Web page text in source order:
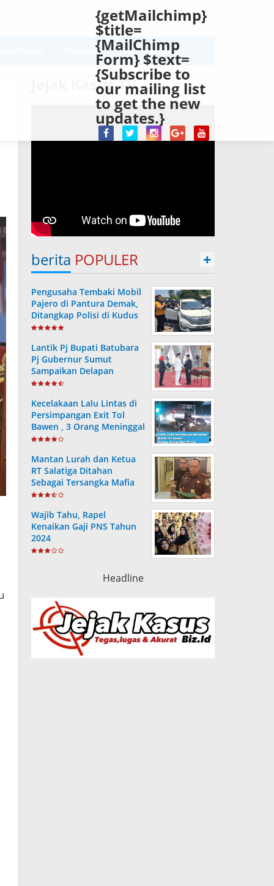
{getMailchimp}
$title=
{MailChimp
Form} $text=
{Subscribe to
our mailing list
to get the new
updates.}
Populer Beli Tribunnexs
Jejak Kasus TV
berita POPULER +
Pengusaha Tembaki Mobil
Pajero di Pantura Demak,
Ditangkap Polisi di Kudus
Lantik Pj Bupati Batubara
Pj Gubernur Sumut
Sampaikan Delapan
Arahan Presiden RI
Kecelakaan Lalu Lintas di
Persimpangan Exit Tol
Bawen , 3 Orang Meninggal
dan 9 Lainnya Alami Luka
Mantan Lurah dan Ketua
RT Salatiga Ditahan
Sebagai Tersangka Mafia
Tanah, Negara Rugi Rp 256
Wajib Tahu, Rapel
Kenaikan Gaji PNS Tahun
2024
Headline